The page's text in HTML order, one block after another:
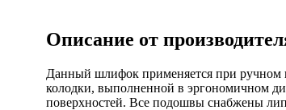
Описание от
Данный шлифок применяется при ручном
колодки, выполненной в эргономичном
поверхностей. Все подошвы снабжены